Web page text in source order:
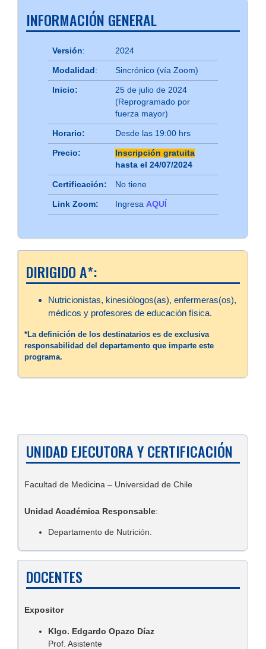
INFORMACIÓN GENERAL
Versión: 2024
Modalidad : Sincrónico (vía Zoom)
Inicio:
25 de julio de 2024
(Reprogramado por
fuerza mayor)
Horario: Desde las 19:00 hrs
Precio:
Inscripción gratuita
hasta el 24/07/2024
Certificación: No tiene
Link Zoom: Ingresa AQUÍ
DIRIGIDO A*:
Nutricionistas, kinesiólogos(as), enfermeras(os),
médicos y profesores de educación física.
*La definición de los destinatarios es de exclusiva
responsabilidad del departamento que imparte este
programa.
UNIDAD EJECUTORA Y CERTIFICACIÓN
Facultad de Medicina – Universidad de Chile
Unidad Académica Responsable:
Departamento de Nutrición.
DOCENTES
Expositor
Klgo. Edgardo Opazo Díaz
Prof. Asistente